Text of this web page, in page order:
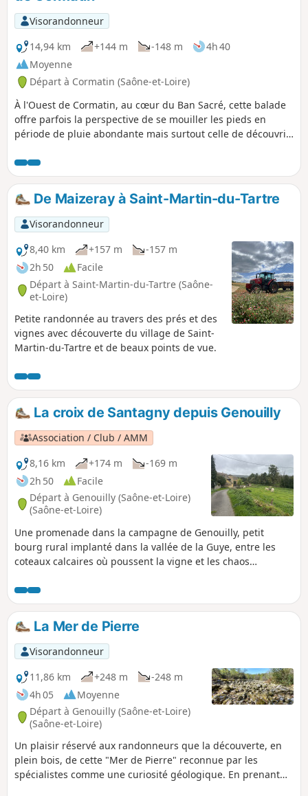
Visorandonneur
14,94 km
+144 m -148 m
4h 40
Moyenne
Départ à Cormatin (Saône-et-Loire)
À l'Ouest de Cormatin, au cœur du Ban Sacré, cette balade
offre parfois la perspective de se mouiller les pieds en
période de pluie abondante mais surtout celle de découvrir
De Maizeray à Saint-Martin-du-Tartre
Visorandonneur
8,40 km
+157 m
-157 m
2h 50
Facile
Départ à Saint-Martin-du-Tartre (Saône-
et-Loire)
Petite randonnée au travers des prés et des
vignes avec découverte du village de Saint-
Martin-du-Tartre et de beaux points de vue.
La croix de Santagny depuis Genouilly
Association / Club / AMM
8,16 km
+174 m
-169 m
2h 50
Facile
Départ à Genouilly (Saône-et-Loire)
(Saône-et-Loire)
Une promenade dans la campagne de Genouilly, petit
bourg rural implanté dans la vallée de la Guye, entre les
coteaux calcaires où poussent la vigne et les chaos
cette randonnée qui emprunte chemins et petites routes.
La Mer de Pierre
Visorandonneur
11,86 km
+248 m
-248 m
4h 05
Moyenne
Départ à Genouilly (Saône-et-Loire)
(Saône-et-Loire)
Un plaisir réservé aux randonneurs que la découverte, en
plein bois, de cette "Mer de Pierre" reconnue par les
spécialistes comme une curiosité géologique. En prenant